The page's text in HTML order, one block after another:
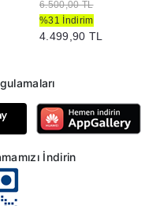
6.500,00 TL
%31 İndirim
4.499,90 TL
İndirin